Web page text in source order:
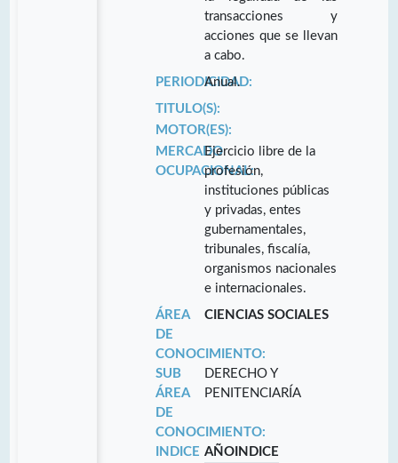
transacciones y
acciones que se llevan
a cabo.
PERIODICIDAD:
Anual.
TITULO(S):
MOTOR(ES):
MERCADO
OCUPACIONAL:
Ejercicio libre de la
profesión,
instituciones públicas
y privadas, entes
gubernamentales,
tribunales, fiscalía,
organismos nacionales
e internacionales.
ÁREA
DE
CONOCIMIENTO:
CIENCIAS SOCIALES
SUB
ÁREA
DE
CONOCIMIENTO:
DERECHO Y
PENITENCIARÍA
INDICE AÑO INDICE